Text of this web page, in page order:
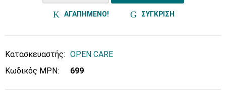
ΑΓΑΠΗΜΕΝΟ! ΣΥΓΚΡΙΣΗ
Κατασκευαστής: OPEN CARE
Κωδικός MPN:
699